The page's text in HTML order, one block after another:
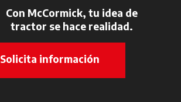
Con McCormick, tu idea de
tractor se hace realidad.
Solicita información